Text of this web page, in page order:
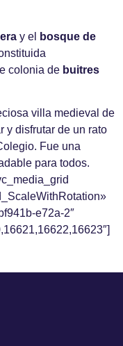
y el
bosque de
colonia de buitres
villa medieval de
y disfrutar de un rato
Fue una
para todos.
e72a-2″